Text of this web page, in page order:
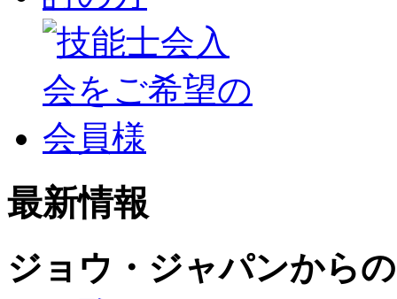
最新情報
ジョウ・ジャパンから